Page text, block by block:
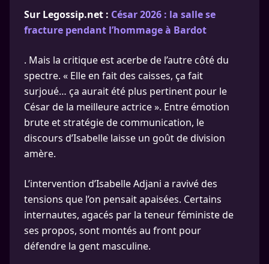
Sur Legossip.net : César 2026 : la salle se
fracture pendant l’hommage à Bardot
. Mais la critique est acerbe de l’autre côté du
spectre. « Elle en fait des caisses, ça fait
surjoué… ça aurait été plus pertinent pour le
César de la meilleure actrice ». Entre émotion
brute et stratégie de communication, le
discours d’Isabelle laisse un goût de division
amère.
L’intervention d’Isabelle Adjani a ravivé des
tensions que l’on pensait apaisées. Certains
internautes, agacés par la teneur féministe de
ses propos, sont montés au front pour
défendre la gent masculine.